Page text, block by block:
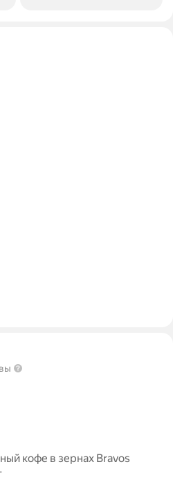
кофе в зернах Bravos